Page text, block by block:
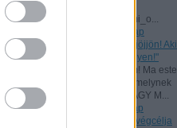
párhuzamosan:
www.garainyh.hu/evangeliumi_o...
- Vasárnap
[2024.03.17.] "Aki szomjazik, jöjjön! Aki
akarja, vegye az élet vizét ingyen!"
Kedves Látogatóim! Ma este
zárult az idei Aliansz imahét, melynek
főtémája ez volt: ELŐRE A NAGY M...
(2024.01.15. 11:35
- Vasárnap
[2024.01.14.] "Mert a törvény végcélja